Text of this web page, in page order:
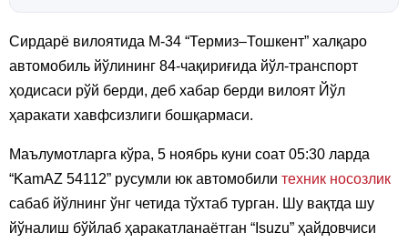
Сирдарё вилоятида М-34 “Термиз–Тошкент” халқаро
автомобиль йўлининг 84-чақириғида йўл-транспорт
ҳодисаси рўй берди, деб хабар берди вилоят Йўл
ҳаракати хавфсизлиги бошқармаси.
Маълумотларга кўра, 5 ноябрь куни соат 05:30 ларда
“KamAZ 54112” русумли юк автомобили техник носозлик
сабаб йўлнинг ўнг четида тўхтаб турган. Шу вақтда шу
йўналиш бўйлаб ҳаракатланаётган “Isuzu” ҳайдовчиси